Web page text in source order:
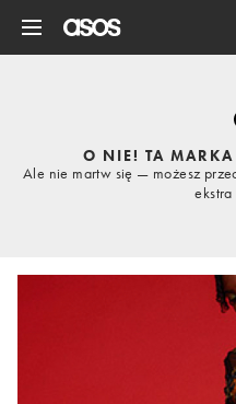
O NIE! TA MARKA
Ale nie martw się — możesz